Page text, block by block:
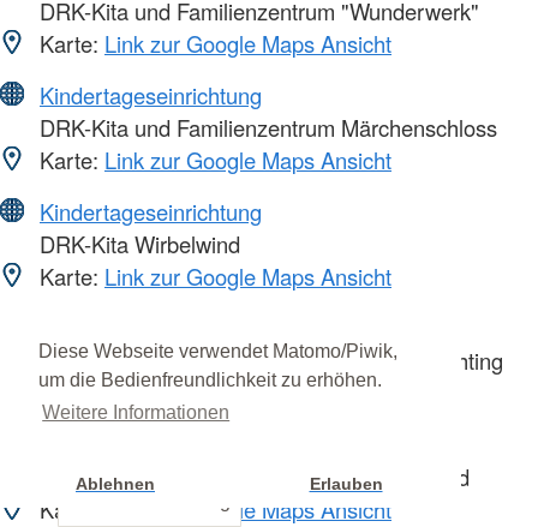
Diese Webseite verwendet Matomo/Piwik,
um die Bedienfreundlichkeit zu erhöhen.
Weitere Informationen
Ablehnen Erlauben
DRK-Kita und Familienzentrum "Wunderwerk"
Karte: Link zur Google Maps Ansicht
Kindertageseinrichtung
DRK-Kita und Familienzentrum Märchenschloss
Karte: Link zur Google Maps Ansicht
Kindertageseinrichtung
DRK-Kita Wirbelwind
Karte: Link zur Google Maps Ansicht
DRK-Kita und Familienzentrum Rhede-Krechting
Karte:Link zur Google Maps Ansicht
DRK-Familienzentrum Zum Regenbogenland
Karte:
Link zur Google Maps Ansicht